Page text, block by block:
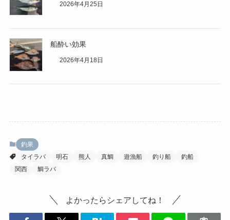
2026年4月25日
船酔い効果
2026年4月18日
釣果
タイラバ
明石 熊人 真鯛 遊漁船 釣り船
釣船
関西
鯛ラバ
よかったらシェアしてね！